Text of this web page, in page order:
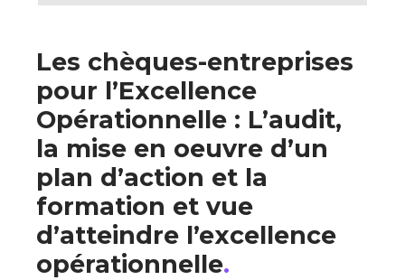
Les chèques-entreprises
pour l’Excellence
Opérationnelle : L’audit,
la mise en oeuvre d’un
plan d’action et la
formation et vue
d’atteindre l’excellence
opérationnelle.